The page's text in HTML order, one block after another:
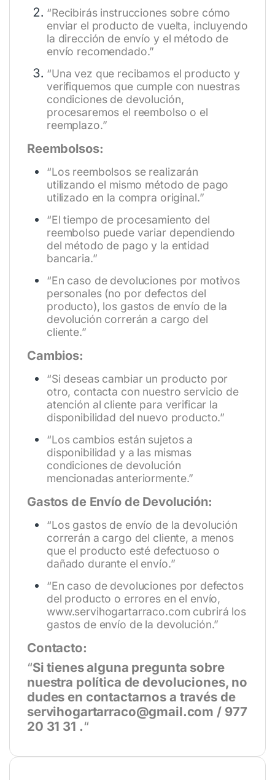
“Recibirás instrucciones sobre cómo
enviar el producto de vuelta, incluyendo
la dirección de envío y el método de
envío recomendado.”
“Una vez que recibamos el producto y
verifiquemos que cumple con nuestras
condiciones de devolución,
procesaremos el reembolso o el
reemplazo.”
Reembolsos:
“Los reembolsos se realizarán
utilizando el mismo método de pago
utilizado en la compra original.”
“El tiempo de procesamiento del
reembolso puede variar dependiendo
del método de pago y la entidad
bancaria.”
“En caso de devoluciones por motivos
personales (no por defectos del
producto), los gastos de envío de la
devolución correrán a cargo del
cliente.”
Cambios:
“Si deseas cambiar un producto por
otro, contacta con nuestro servicio de
atención al cliente para verificar la
disponibilidad del nuevo producto.”
“Los cambios están sujetos a
disponibilidad y a las mismas
condiciones de devolución
mencionadas anteriormente.”
Gastos de Envío de Devolución:
“Los gastos de envío de la devolución
correrán a cargo del cliente, a menos
que el producto esté defectuoso o
dañado durante el envío.”
“En caso de devoluciones por defectos
del producto o errores en el envío,
www.servihogartarraco.com cubrirá los
gastos de envío de la devolución.”
Contacto:
“Si tienes alguna pregunta sobre
nuestra política de devoluciones, no
dudes en contactarnos a través de
servihogartarraco@gmail.com / 977
20 31 31 .“